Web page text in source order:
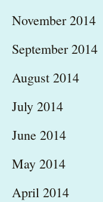
November 2014
September 2014
August 2014
July 2014
June 2014
May 2014
April 2014